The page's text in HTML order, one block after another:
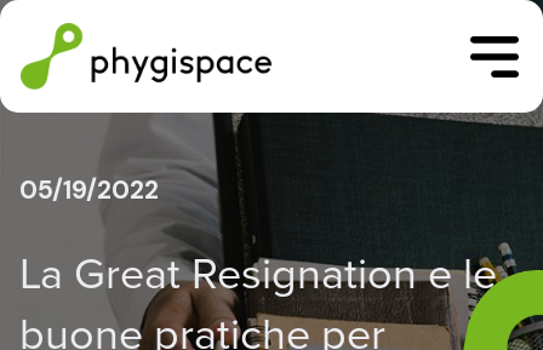
05/19/2022
La Great Resignation e le
buone pratiche per